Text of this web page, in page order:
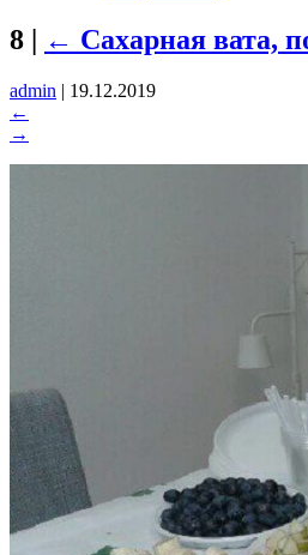
8 | ← Сахарная вата,
admin | 19.12.2019
←
→